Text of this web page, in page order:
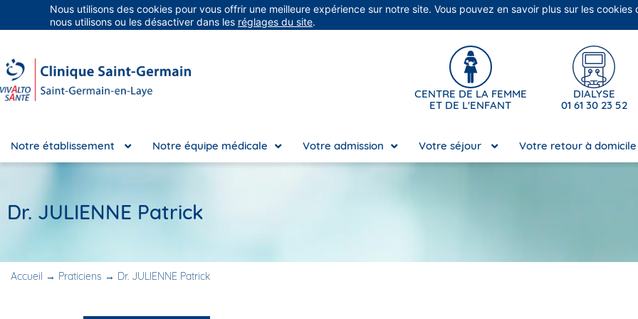
Groupe Vivalto Santé Entre nous, la vie
CENTRE DE LA FEMME
ET DE L'ENFANT
DIALYSE
01 61 30 23 52
Notre établissement Notre équipe médicale Votre admission Votre séjour Votre retour à domicile
Dr. JULIENNE Patrick
Accueil → Praticiens → Dr. JULIENNE Patrick
Nous utilisons des cookies pour vous offrir une meilleure expérience sur notre site. Vous pouvez en savoir plus sur les cookies
nous utilisons ou les désactiver dans les réglages du site.